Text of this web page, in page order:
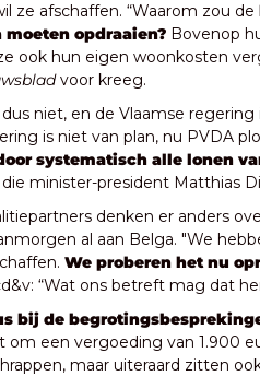
ze afschaffen. “Waarom zou de
opdraaien? Bovenop
ook hun eigen woonkosten
voor kreeg.
niet, en de Vlaamse
is niet van plan, nu PVDA
systematisch alle lonen
minister-president Matthias
denken er anders
al aan Belga. "We
We proberen het nu
“Wat ons betreft mag dat
bij de
om een vergoeding van 1.900
maar uiteraard zitten